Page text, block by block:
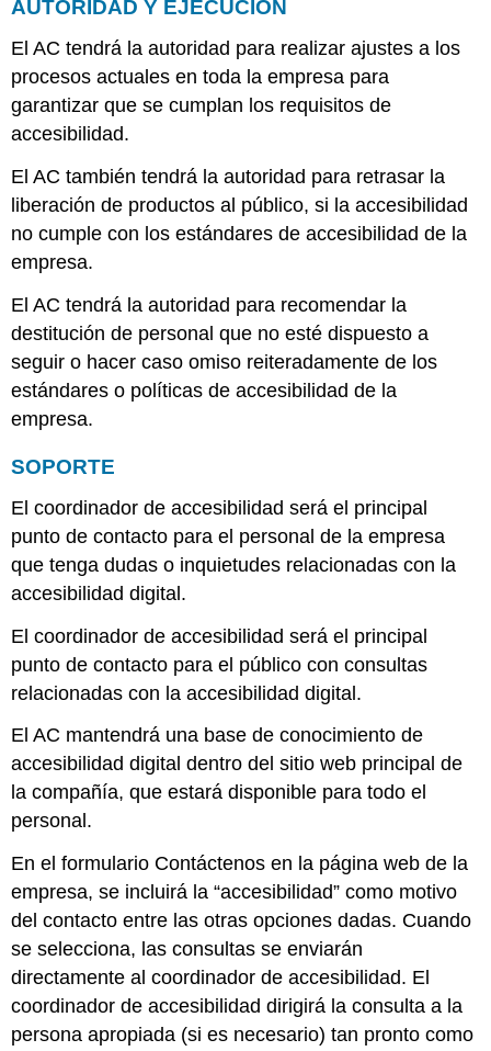
Revisión
Políticas
AUTORIDAD Y EJECUCIÓN
El AC tendrá la autoridad para realizar ajustes a los
procesos actuales en toda la empresa para
garantizar que se cumplan los requisitos de
accesibilidad.
El AC también tendrá la autoridad para retrasar la
liberación de productos al público, si la accesibilidad
no cumple con los estándares de accesibilidad de la
empresa.
El AC tendrá la autoridad para recomendar la
destitución de personal que no esté dispuesto a
seguir o hacer caso omiso reiteradamente de los
estándares o políticas de accesibilidad de la
empresa.
SOPORTE
El coordinador de accesibilidad será el principal
punto de contacto para el personal de la empresa
que tenga dudas o inquietudes relacionadas con la
accesibilidad digital.
El coordinador de accesibilidad será el principal
punto de contacto para el público con consultas
relacionadas con la accesibilidad digital.
El AC mantendrá una base de conocimiento de
accesibilidad digital dentro del sitio web principal de
la compañía, que estará disponible para todo el
personal.
En el formulario Contáctenos en la página web de la
empresa, se incluirá la “accesibilidad” como motivo
del contacto entre las otras opciones dadas. Cuando
se selecciona, las consultas se enviarán
directamente al coordinador de accesibilidad. El
coordinador de accesibilidad dirigirá la consulta a la
persona apropiada (si es necesario) tan pronto como